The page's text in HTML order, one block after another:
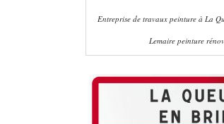
Entreprise de travaux peinture à La
Lemaire peinture